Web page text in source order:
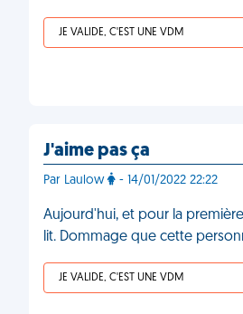
JE VALIDE, C'EST UNE VDM
J'aime pas ça
Par Laulow - 14/01/2022 22:22
Aujourd'hui, et pour la
lit. Dommage que cette
JE VALIDE, C'EST UNE VDM